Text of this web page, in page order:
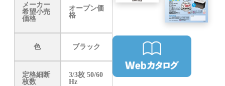
メーカー
希望小売
価格
オープン価
格
色 ブラック
定格細断
枚数
3/3枚 50/60
Hz